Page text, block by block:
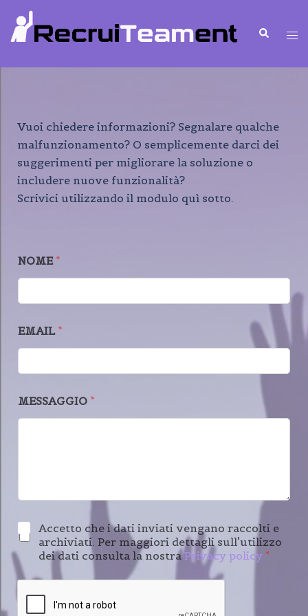
Vuoi chiedere informazioni? Segnalare qualche
malfunzionamento? O semplicemente darci dei
suggerimenti per migliorare la soluzione o
includere nuove funzionalità?
Scrivici utilizzando il modulo quì sotto.
NOME *
EMAIL *
MESSAGGIO *
Accetto che i dati inviati vengano raccolti e
archiviati. Per maggiori dettagli sull'utilizzo
dei dati consulta la nostraPrivacy policy *